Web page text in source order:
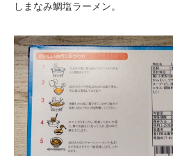
しまなみ鯛塩ラーメン。